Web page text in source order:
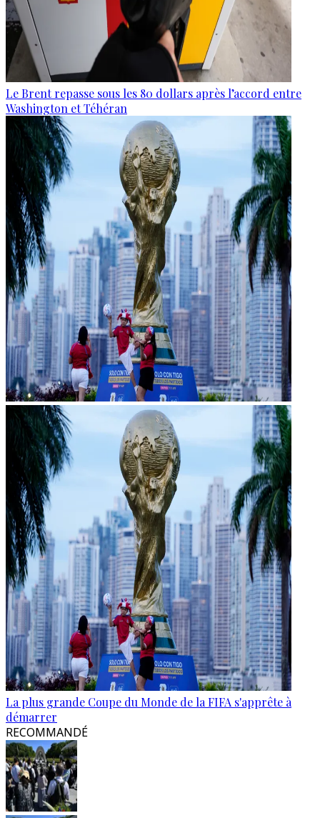
Le Brent repasse sous les 80 dollars après l’accord entre
Washington et Téhéran
La plus grande Coupe du Monde de la FIFA s'apprête à
démarrer
RECOMMANDÉ